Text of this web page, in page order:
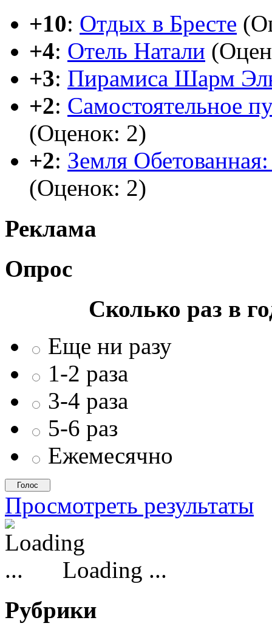
+10: Отдых в Бресте
+4: Отель Натали
+3: Пирамиса Шарм
+2: Самостоятельное
(Оценок: 2)
+2: Земля
(Оценок: 2)
Реклама
Опрос
Сколько раз в
Еще ни разу
1-2 раза
3-4 раза
5-6 раз
Ежемесячно
Просмотреть результаты
Loading ...
Рубрики